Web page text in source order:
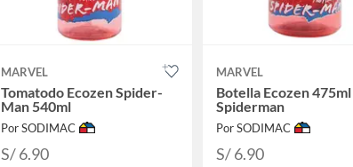
MARVEL
Tomatodo Ecozen Spider-
Man 540ml
Por SODIMAC
S/ 6.90
MARVEL
Botella Ecozen 475ml
Spiderman
Por SODIMAC
S/ 6.90